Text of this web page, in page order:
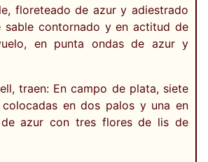
floreteado de azur y adiestrado
sable contornado y en actitud de
en punta ondas de azur y
traen: En campo de plata, siete
en dos palos y una en
de azur con tres flores de lis de